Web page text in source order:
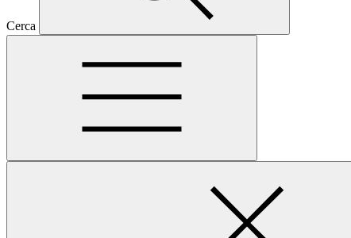
Cerca